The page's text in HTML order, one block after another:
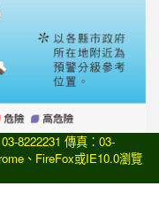
8222231 傳真：03-
、 FireFox或IE10.0瀏覽